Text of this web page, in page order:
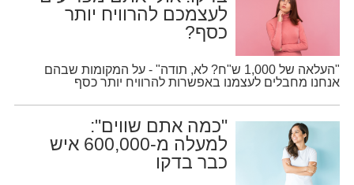
לעצמכם להרוויח יותר
כסף?
"העלאה של 1,000 ש"ח? לא, תודה" - על המקומות שבהם
אנחנו מחבלים לעצמנו באפשרות להרוויח יותר כסף
"כמה אתם שווים":
למעלה מ-600,000 איש
כבר בדקו